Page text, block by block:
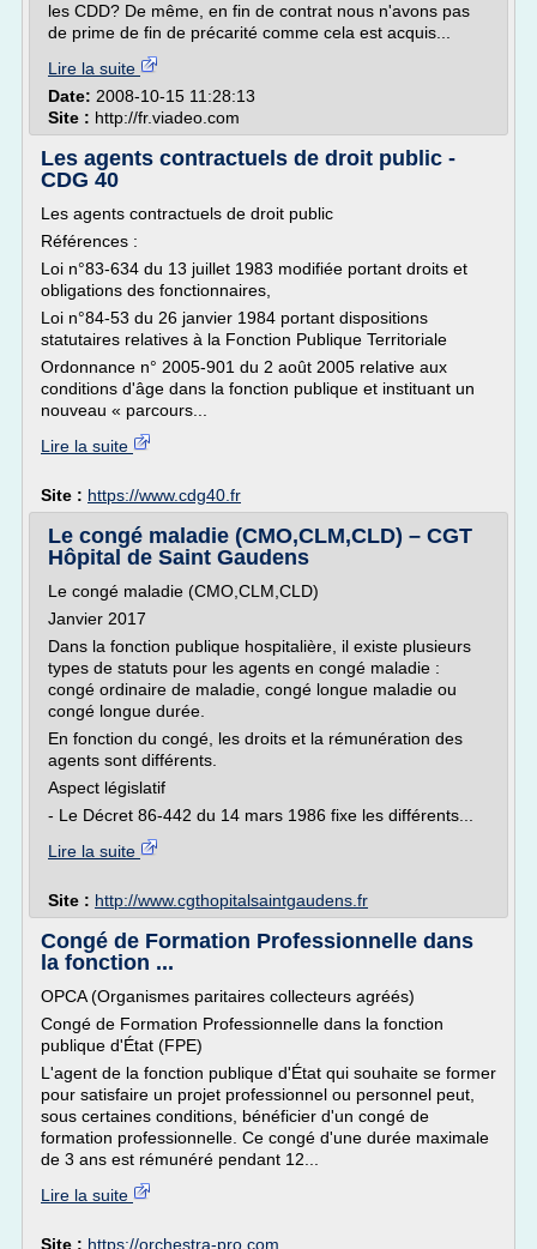
les CDD? De même, en fin de contrat nous n'avons pas
de prime de fin de précarité comme cela est acquis...
Lire la suite
Date: 2008-10-15 11:28:13
Site : http://fr.viadeo.com
Les agents contractuels de droit public -
CDG 40
Les agents contractuels de droit public
Références :
Loi n°83-634 du 13 juillet 1983 modifiée portant droits et
obligations des fonctionnaires,
Loi n°84-53 du 26 janvier 1984 portant dispositions
statutaires relatives à la Fonction Publique Territoriale
Ordonnance n° 2005-901 du 2 août 2005 relative aux
conditions d'âge dans la fonction publique et instituant un
nouveau « parcours...
Lire la suite
Site : https://www.cdg40.fr
Le congé maladie (CMO,CLM,CLD) – CGT
Hôpital de Saint Gaudens
Le congé maladie (CMO,CLM,CLD)
Janvier 2017
Dans la fonction publique hospitalière, il existe plusieurs
types de statuts pour les agents en congé maladie :
congé ordinaire de maladie, congé longue maladie ou
congé longue durée.
En fonction du congé, les droits et la rémunération des
agents sont différents.
Aspect législatif
- Le Décret 86-442 du 14 mars 1986 fixe les différents...
Lire la suite
Site : http://www.cgthopitalsaintgaudens.fr
Congé de Formation Professionnelle dans
la fonction ...
OPCA (Organismes paritaires collecteurs agréés)
Congé de Formation Professionnelle dans la fonction
publique d'État (FPE)
L'agent de la fonction publique d'État qui souhaite se former
pour satisfaire un projet professionnel ou personnel peut,
sous certaines conditions, bénéficier d'un congé de
formation professionnelle. Ce congé d'une durée maximale
de 3 ans est rémunéré pendant 12...
Lire la suite
Site : https://orchestra-pro.com